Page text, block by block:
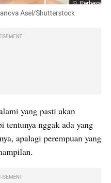
Perbesar
Asel/Shutterstock
yang pasti akan
tentunya nggak ada yang
apalagi perempuan yang